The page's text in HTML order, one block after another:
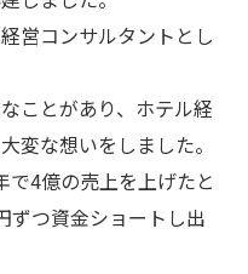
営コンサルタントとし
ことがあり、ホテル経
変な想いをしました。
4億の売上を上げたと
ずつ資金ショートし出